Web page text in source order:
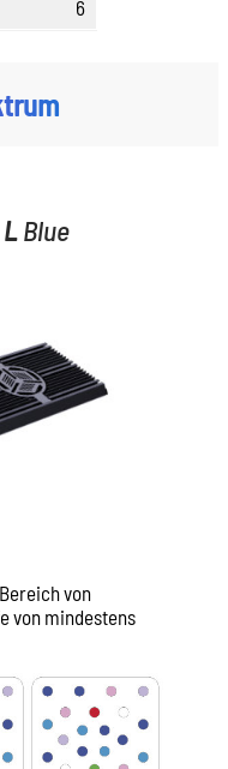
6
Blue
von
von mindestens